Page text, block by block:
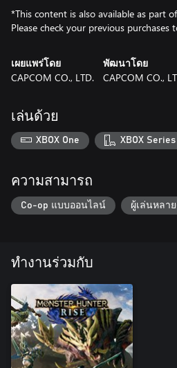
*This content is also available as part
Please check your previous purchases
เผยแพร่โดย
CAPCOM CO., LTD.
พัฒนาโดย
CAPCOM CO.,
เล่นด้วย
XBOX One XBOX Series
ความสามารถ
Co-op แบบออนไลน์ ผู้เล่นหลา
ทำงานร่วมกับ